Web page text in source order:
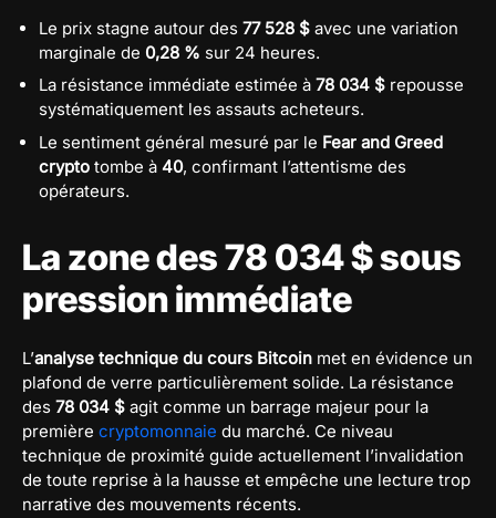
Le prix stagne autour des 77 528 $ avec une variation
marginale de 0,28 % sur 24 heures.
La résistance immédiate estimée à 78 034 $ repousse
systématiquement les assauts acheteurs.
Le sentiment général mesuré par le Fear and Greed
crypto tombe à 40, confirmant l’attentisme des
opérateurs.
La zone des 78 034 $ sous
pression immédiate
L’analyse technique du cours Bitcoin met en évidence un
plafond de verre particulièrement solide. La résistance
des 78 034 $ agit comme un barrage majeur pour la
première cryptomonnaie du marché. Ce niveau
technique de proximité guide actuellement l’invalidation
de toute reprise à la hausse et empêche une lecture trop
narrative des mouvements récents.